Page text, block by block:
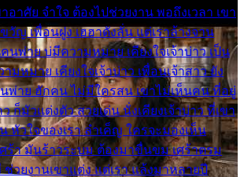
อาศัย จำใจ ต้องไปช่วยงาน พอถึงเวลา เขา
วัญ เพื่อนฝูง เฮฮาดังลั่น แต่เราล้างจาน
คนพ่าย บ่มีความหมาย เคียงใจเจ้าบ่าว เป็น
มหมาย เคียงใจเจ้าบ่าว เพื่อนเจ้าสาว ยัง
พ่าย ฮักคน ไม่มีใครสน เขาไม่เห็นคน ที่อยู่
ก็มัวแต่งตัว สวยเด่น นั่งเคียงเจ้าบ่าว ที่เขา
น หัวใจของเรา ลำเค็ญ ใครจะมองเห็น
ร้า มันร้าวระบม ต้องมาขื่นขม เศร้าตรม
วยงานเขาแต่ง แต่เรา แล้งมาหลายปี